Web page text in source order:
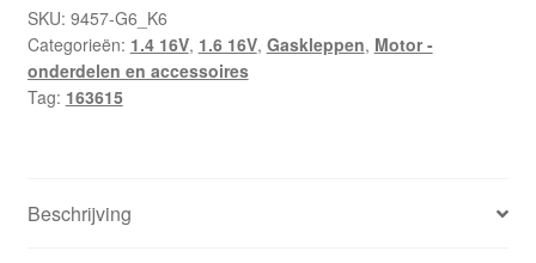
Peugeot
163615
hoeveelheid
SKU: 9457-G6_K6
Categorieën: 1.4 16V, 1.6 16V, Gaskleppen, Motor -
onderdelen en accessoires
Tag: 163615
Beschrijving